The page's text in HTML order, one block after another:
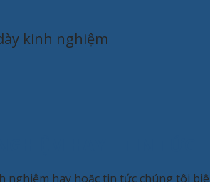
kinh nghiệm
nghiệm hay hoặc tin tức chúng tôi